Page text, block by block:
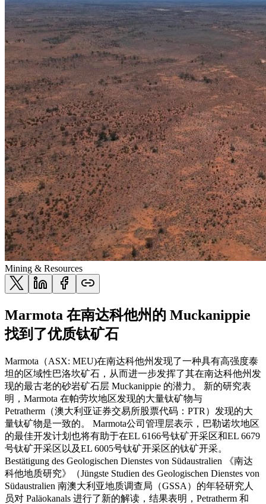
Mining & Resources
Marmota 在南达科他州的 Muckanippie
找到了优质钛矿石
Marmota（ASX: MEU)在南达科他州发现了一种具有高强度泰
坦的区域性巴洛坎矿石，从而进一步发挥了其在南达科他州发
现的最古老的砂岩矿石层 Muckanippie 的潜力。 新的研究表
明，Marmota 在帕劳坎地区发现的大量钛矿物与
Petratherm（澳大利亚证券交易所股票代码：PTR）发现的大
量钛矿物是一致的。 Marmota公司管理层表示，巴勒诺坎地区
的最佳开发计划也将有助于在EL 6166号钛矿开采区和EL 6679
号钛矿开采区以及EL 6005号钛矿开采区的钛矿开采。
Bestätigung des Geologischen Dienstes von Südaustralien 《南达
科他地质研究》（Jüngste Studien des Geologischen Dienstes von
Südaustralien 南澳大利亚地质调查局（GSSA）的年轻研究人
员对 Paläokanals 进行了新的解读，结果表明，Petratherm 和